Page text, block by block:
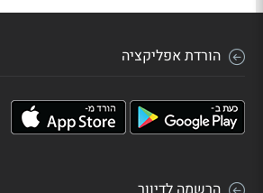
הורדת אפליקציה